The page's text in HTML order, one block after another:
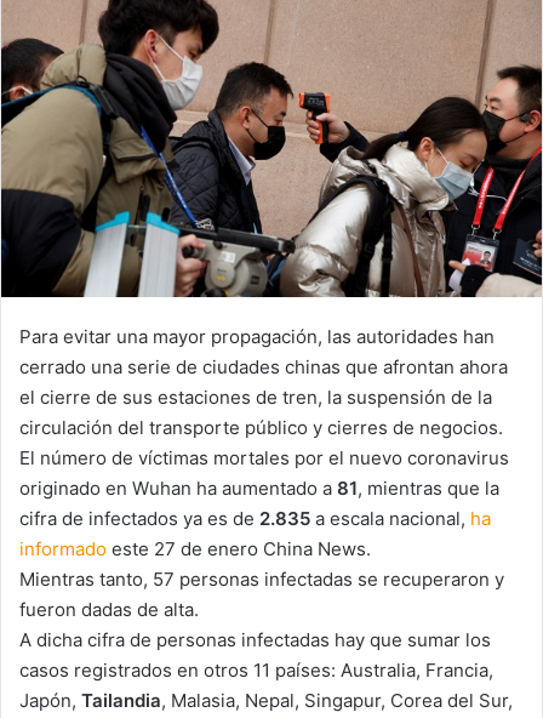
email
Para evitar una mayor propagación, las autoridades han
cerrado una serie de ciudades chinas que afrontan ahora
el cierre de sus estaciones de tren, la suspensión de la
circulación del transporte público y cierres de negocios.
El número de víctimas mortales por el nuevo coronavirus
originado en Wuhan ha aumentado a 81, mientras que la
cifra de infectados ya es de 2.835 a escala nacional, ha
informado este 27 de enero China News.
Mientras tanto, 57 personas infectadas se recuperaron y
fueron dadas de alta.
A dicha cifra de personas infectadas hay que sumar los
casos registrados en otros 11 países: Australia, Francia,
Japón, Tailandia, Malasia, Nepal, Singapur, Corea del Sur,